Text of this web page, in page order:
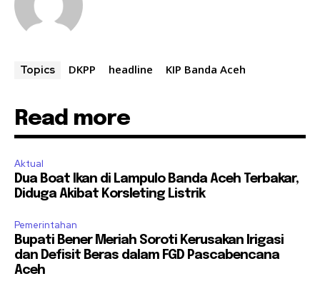
Topics DKPP headline KIP Banda Aceh
Read more
Aktual
Dua Boat Ikan di Lampulo Banda Aceh Terbakar,
Diduga Akibat Korsleting Listrik
Pemerintahan
Bupati Bener Meriah Soroti Kerusakan Irigasi
dan Defisit Beras dalam FGD Pascabencana
Aceh